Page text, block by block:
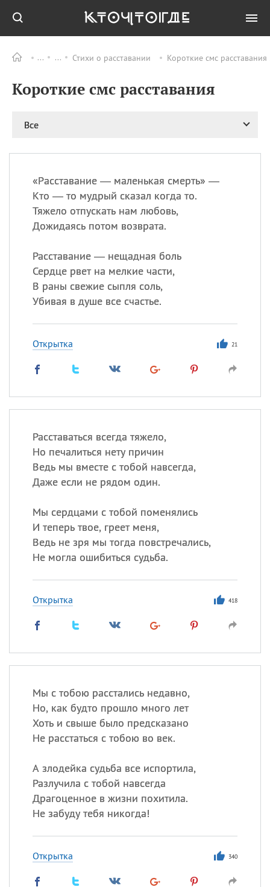
Стихи о расставании Короткие смс
Короткие смс расставания
Все
«Расставание — маленькая смерть» —
Кто — то мудрый сказал когда то.
Тяжело отпускать нам любовь,
Дожидаясь потом возврата.
Расставание — нещадная боль
Сердце рвет на мелкие части,
В раны свежие сыпля соль,
Убивая в душе все счастье.
Открытка 21
Расставаться всегда тяжело,
Но печалиться нету причин
Ведь мы вместе с тобой навсегда,
Даже если не рядом один.
Мы сердцами с тобой поменялись
И теперь твое, греет меня,
Ведь не зря мы тогда повстречались,
Не могла ошибиться судьба.
Открытка 418
Мы с тобою расстались недавно,
Но, как будто прошло много лет
Хоть и свыше было предсказано
Не расстаться с тобою во век.
А злодейка судьба все испортила,
Разлучила с тобой навсегда
Драгоценное в жизни похитила.
Не забуду тебя никогда!
Открытка 340
ПРАЗДНИКИ Все
09.08 День памяти
11.08
День полета на
воздушном шарике
11.08 День Святой Клары —
покровительницы
телевидения
ИМЕНА
Сегодня празднуют именины
Посмотреть значениеи
происхождение